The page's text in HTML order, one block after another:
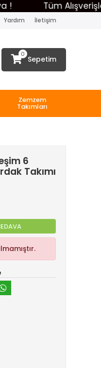
Tüm
Yardım İletişim
0
Sepetim
Zemzem
Takımları
6
Takımı